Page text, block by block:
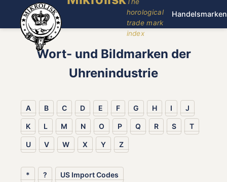
horological
trade mark
index
Handelsmarken
Wort- und Bildmarken der
Uhrenindustrie
A B C D E F G H I J
K L M N O P Q R S T
U V W X Y Z
* ? US Import Codes